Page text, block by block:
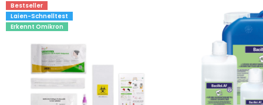
Bestseller
Laien-Schnelltest
Erkennt Omikron